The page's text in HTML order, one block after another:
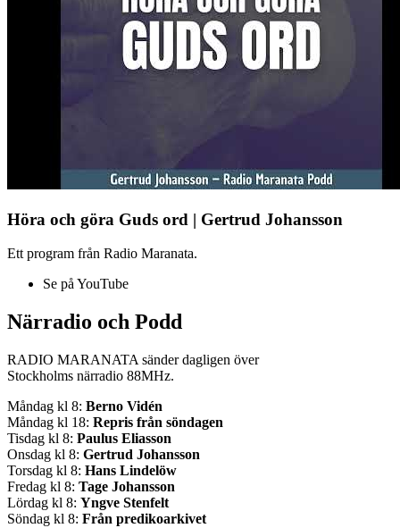
Höra och göra Guds ord | Gertrud Johansson
Ett program från Radio Maranata.
Se på YouTube
Närradio och Podd
RADIO MARANATA sänder dagligen över
Stockholms närradio 88MHz.
Måndag kl 8: Berno Vidén
Måndag kl 18: Repris från söndagen
Tisdag kl 8: Paulus Eliasson
Onsdag kl 8: Gertrud Johansson
Torsdag kl 8: Hans Lindelöw
Fredag kl 8: Tage Johansson
Lördag kl 8: Yngve Stenfelt
Söndag kl 8: Från predikoarkivet